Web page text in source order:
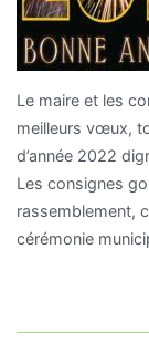
Le maire et les
meilleurs vœux,
d’année 2022
Les consignes
rassemblement,
cérémonie